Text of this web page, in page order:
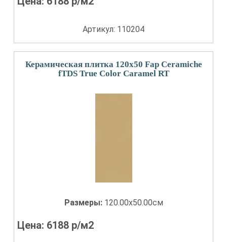
Артикул: 110204
Керамическая плитка 120x50 Fap Ceramiche
fTDS True Color Caramel RT
Размеры: 120.00x50.00см
Цена: 6188 р/м2